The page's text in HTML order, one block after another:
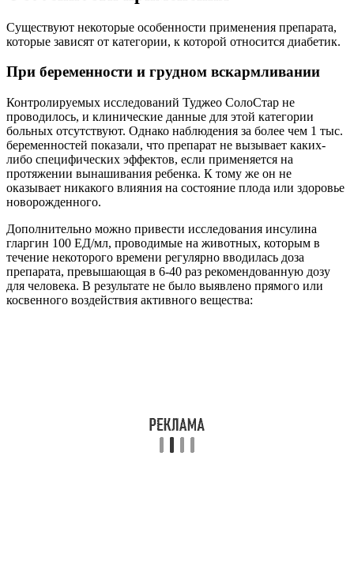
Существуют некоторые особенности применения препарата,
которые зависят от категории, к которой относится диабетик.
При беременности и грудном вскармливании
Контролируемых исследований Туджео СолоСтар не
проводилось, и клинические данные для этой категории
больных отсутствуют. Однако наблюдения за более чем 1 тыс.
беременностей показали, что препарат не вызывает каких-
либо специфических эффектов, если применяется на
протяжении вынашивания ребенка. К тому же он не
оказывает никакого влияния на состояние плода или здоровье
новорожденного.
Дополнительно можно привести исследования инсулина
гларгин 100 ЕД/мл, проводимые на животных, которым в
течение некоторого времени регулярно вводилась доза
препарата, превышающая в 6-40 раз рекомендованную дозу
для человека. В результате не было выявлено прямого или
косвенного воздействия активного вещества: